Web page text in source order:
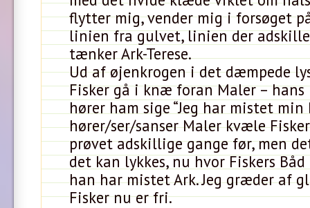
flytter mig, vender mig i forsøget
linien fra gulvet, linien der
tænker Ark-Terese.
Ud af øjenkrogen i det dæmpede
Fisker gå i knæ foran Maler – hans
hører ham sige “Jeg har mistet min
hører/ser/sanser Maler kvæle
prøvet adskillige gange før, men
det kan lykkes, nu hvor Fiskers
han har mistet Ark. Jeg græder af
Fisker nu er fri.